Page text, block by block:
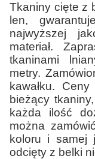
Tkaniny cięte z
len,
najwyższej
materiał.
tkaninami
metry.
kawałku.
bieżący
każda ilość
można zamówić
koloru i samej
odcięty z belki